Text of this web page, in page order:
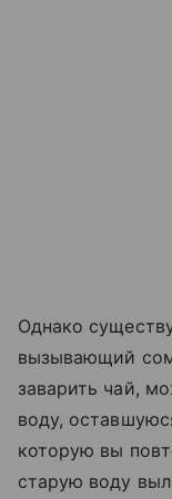
Однако
вызывающий
заварить чай,
воду,
которую вы
старую воду